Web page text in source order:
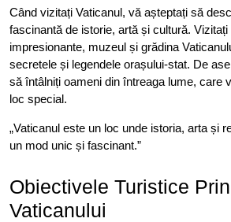
Când vizitați Vaticanul, vă așteptați să
fascinantă de istorie, artă și cultură. Vizitați
impresionante, muzeul și grădina
secretele și legendele orașului-stat. De
să întâlniți oameni din întreaga lume, care
loc special.
„Vaticanul este un loc unde istoria, arta și
un mod unic și fascinant.”
Obiectivele Turistice
Vaticanului